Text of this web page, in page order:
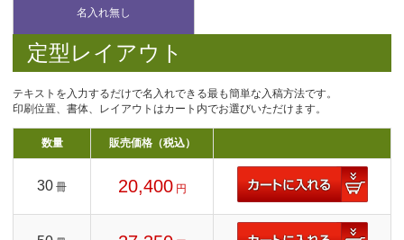
定型レイアウト
テキストを入力するだけで名入れできる最も簡単な入稿方法です。
印刷位置、書体、レイアウトはカート内でお選びいただけます。
数量 販売価格（税込）
30 冊 20,400 円